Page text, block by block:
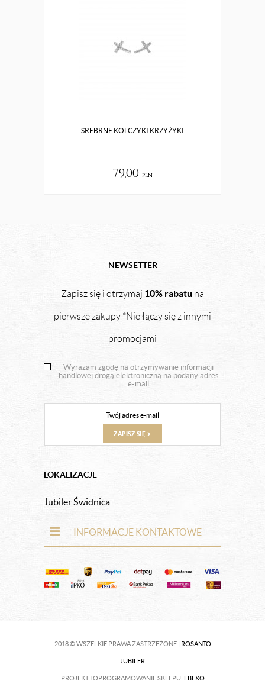
SREBRNE KOLCZYKI KRZYŻYKI
79,00 pln
NEWSETTER
Zapisz się i otrzymaj 10% rabatu na
pierwsze zakupy *Nie łączy się z innymi
promocjami
Wyrażam zgodę na otrzymywanie informacji
handlowej drogą elektroniczną na podany adres
e-mail
ZAPISZ SIĘ
LOKALIZACJE
Jubiler Świdnica
INFORMACJE KONTAKTOWE
2018 © WSZELKIE PRAWA ZASTRZEŻONE | ROSANTO
JUBILER
PROJEKT I OPROGRAMOWANIE SKLEPU: EBEXO